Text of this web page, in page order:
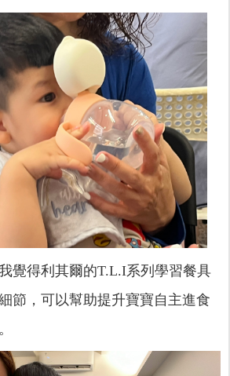
覺得利其爾的T.L.I系列學習餐具
節，可以幫助提升寶寶自主進食